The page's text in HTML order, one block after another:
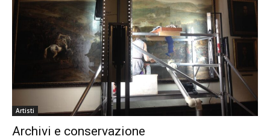
Artisti
Archivi e conservazione